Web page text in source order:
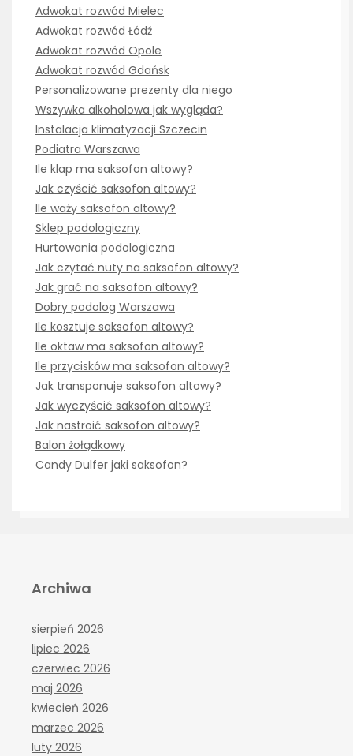
Adwokat rozwód Mielec
Adwokat rozwód Łódź
Adwokat rozwód Opole
Adwokat rozwód Gdańsk
Personalizowane prezenty dla niego
Wszywka alkoholowa jak wygląda?
Instalacja klimatyzacji Szczecin
Podiatra Warszawa
Ile klap ma saksofon altowy?
Jak czyścić saksofon altowy?
Ile waży saksofon altowy?
Sklep podologiczny
Hurtowania podologiczna
Jak czytać nuty na saksofon altowy?
Jak grać na saksofon altowy?
Dobry podolog Warszawa
Ile kosztuje saksofon altowy?
Ile oktaw ma saksofon altowy?
Ile przycisków ma saksofon altowy?
Jak transponuje saksofon altowy?
Jak wyczyścić saksofon altowy?
Jak nastroić saksofon altowy?
Balon żołądkowy
Candy Dulfer jaki saksofon?
Archiwa
sierpień 2026
lipiec 2026
czerwiec 2026
maj 2026
kwiecień 2026
marzec 2026
luty 2026